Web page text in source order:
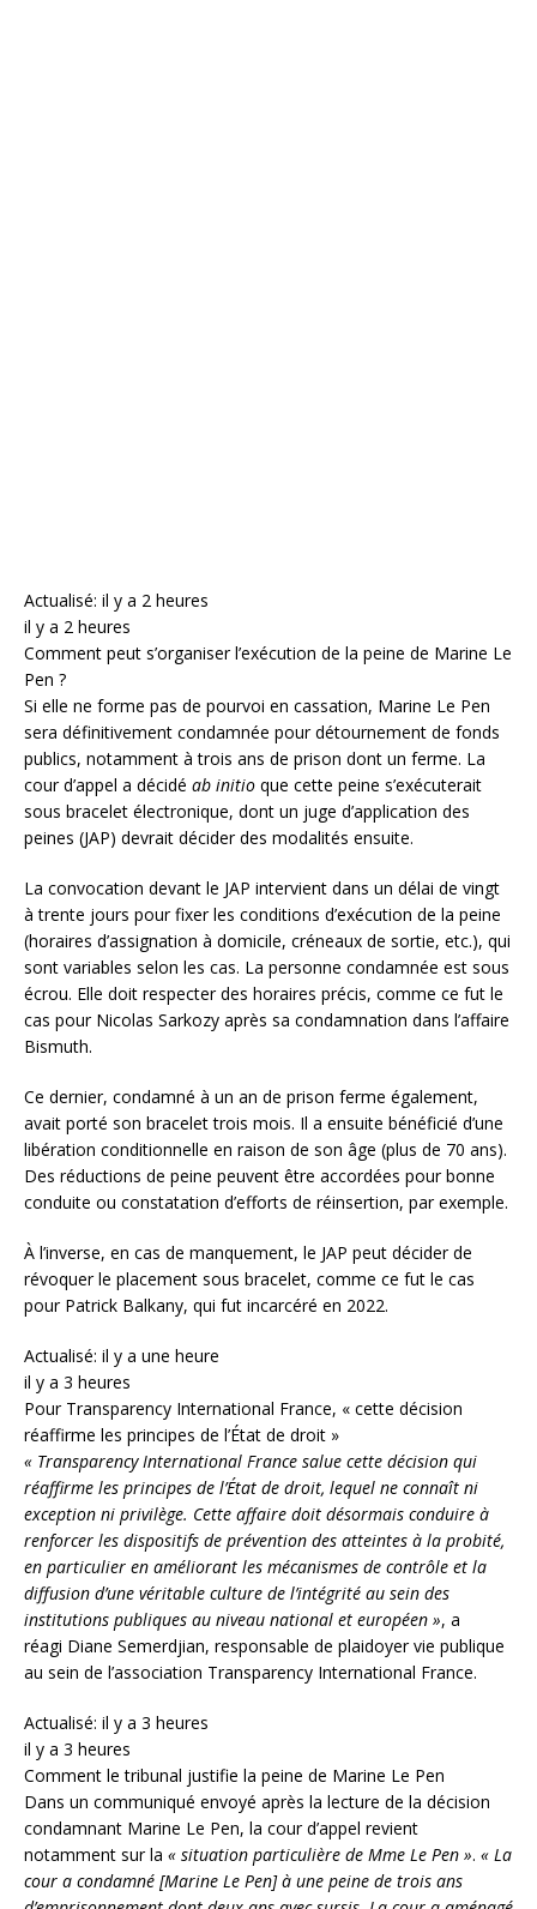
Actualisé: il y a 2 heures
il y a 2 heures
Comment peut s’organiser l’exécution de la peine de Marine Le
Pen ?
Si elle ne forme pas de pourvoi en cassation, Marine Le Pen
sera définitivement condamnée pour détournement de fonds
publics, notamment à trois ans de prison dont un ferme. La
cour d’appel a décidé ab initio que cette peine s’exécuterait
sous bracelet électronique, dont un juge d’application des
peines (JAP) devrait décider des modalités ensuite.
La convocation devant le JAP intervient dans un délai de vingt
à trente jours pour fixer les conditions d’exécution de la peine
(horaires d’assignation à domicile, créneaux de sortie, etc.), qui
sont variables selon les cas. La personne condamnée est sous
écrou. Elle doit respecter des horaires précis, comme ce fut le
cas pour Nicolas Sarkozy après sa condamnation dans l’affaire
Bismuth.
Ce dernier, condamné à un an de prison ferme également,
avait porté son bracelet trois mois. Il a ensuite bénéficié d’une
libération conditionnelle en raison de son âge (plus de 70 ans).
Des réductions de peine peuvent être accordées pour bonne
conduite ou constatation d’efforts de réinsertion, par exemple.
À l’inverse, en cas de manquement, le JAP peut décider de
révoquer le placement sous bracelet, comme ce fut le cas
pour Patrick Balkany, qui fut incarcéré en 2022.
Actualisé: il y a une heure
il y a 3 heures
Pour Transparency International France, « cette décision
réaffirme les principes de l’État de droit »
« Transparency International France salue cette décision qui
réaffirme les principes de l’État de droit, lequel ne connaît ni
exception ni privilège. Cette affaire doit désormais conduire à
renforcer les dispositifs de prévention des atteintes à la probité,
en particulier en améliorant les mécanismes de contrôle et la
diffusion d’une véritable culture de l’intégrité au sein des
institutions publiques au niveau national et européen », a
réagi Diane Semerdjian, responsable de plaidoyer vie publique
au sein de l’association Transparency International France.
Actualisé: il y a 3 heures
il y a 3 heures
Comment le tribunal justifie la peine de Marine Le Pen
Dans un communiqué envoyé après la lecture de la décision
condamnant Marine Le Pen, la cour d’appel revient
notamment sur la « situation particulière de Mme Le Pen ». « La
cour a condamné [Marine Le Pen] à une peine de trois ans